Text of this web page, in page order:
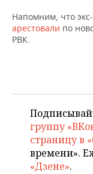
Напомним, что
арестовали по
РВК.
группу
страницу в
времени».
«Дзене».